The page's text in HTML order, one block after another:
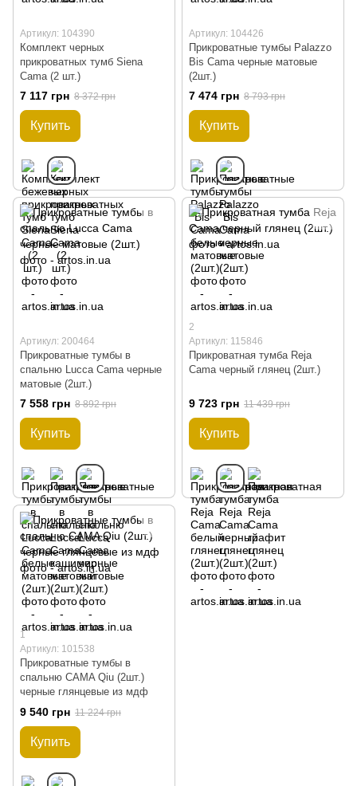
Артикул: 104390
Комплект черных
прикроватных тумб Siena
Cama (2 шт.)
7 117 грн 8 372 грн
Купить
Артикул: 104426
Прикроватные тумбы Palazzo
Bis Cama черные матовые
(2шт.)
7 474 грн 8 793 грн
Купить
Артикул: 200464
Прикроватные тумбы в
спальню Lucca Cama черные
матовые (2шт.)
7 558 грн 8 892 грн
Купить
2
Артикул: 115846
Прикроватная тумба Reja
Cama черный глянец (2шт.)
9 723 грн 11 439 грн
Купить
1
Артикул: 101538
Прикроватные тумбы в
спальню CAMA Qiu (2шт.)
черные глянцевые из мдф
9 540 грн 11 224 грн
Купить